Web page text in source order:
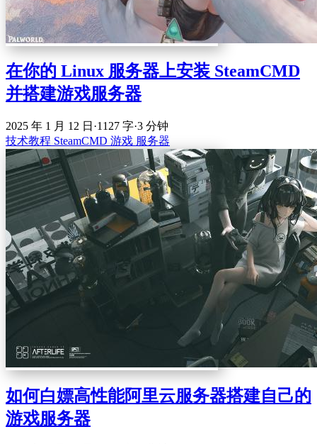
在你的 Linux 服务器上安装 SteamCMD
并搭建游戏服务器
2025 年 1 月 12 日 ·1127 字·3 分钟
技术教程 SteamCMD 游戏 服务器
如何白嫖高性能阿里云服务器搭建自己的
游戏服务器